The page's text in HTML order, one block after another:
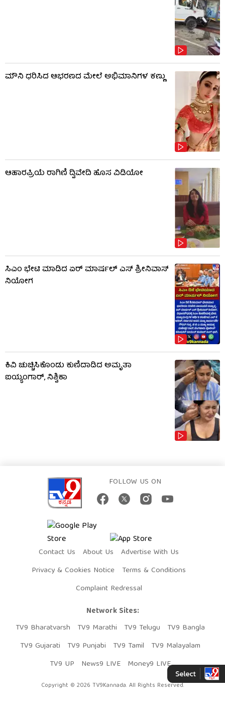
ಮೌನಿ ಧರಿಸಿದ ಆಭರಣದ ಮೇಲೆ ಅಭಿಮಾನಿಗಳ ಕಣ್ಣು
ಆಹಾರಪ್ರಿಯೆ ರಾಗಿಣಿ ದ್ವಿವೇದಿ ಹೊಸ ವಿಡಿಯೋ
ಸಿಎಂ ಭೇಟಿ ಮಾಡಿದ ಏರ್ ಮಾರ್ಷಲ್ ಎಸ್ ಶ್ರೀನಿವಾಸ್
ನಿಯೋಗ
ಕಿವಿ ಚುಚ್ಚಿಸಿಕೊಂಡು ಕುಣಿದಾಡಿದ ಅಮೃತಾ
ಐಯ್ಯಂಗಾರ್, ನಿಶ್ವಿಕಾ
FOLLOW US ON
Contact Us About Us
Advertise With Us
Privacy & Cookies Notice
Terms & Conditions
Complaint Redressal
Network Sites:
TV9 Bharatvarsh
TV9 Marathi TV9 Telugu
TV9 Bangla
TV9 Gujarati
TV9 Punjabi TV9 Tamil
TV9 Malayalam
TV9 UP
News9 LIVE Money9 LIVE
Copyright © 2026 TV9Kannada. All Rights Reserved.